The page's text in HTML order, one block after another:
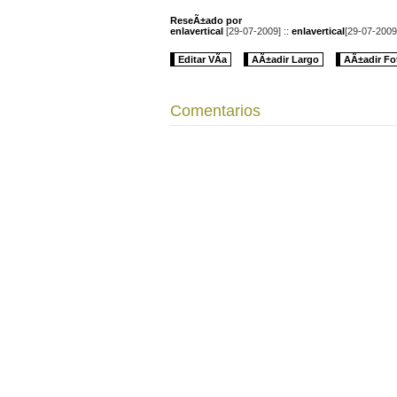
ReseÃ±ado por
enlavertical [29-07-2009] :: enlavertical[29-07-
Editar VÃ­a AÃ±adir Largo AÃ±adir
Comentarios